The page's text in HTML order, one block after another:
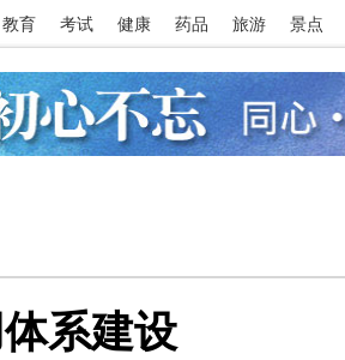
教育 考试 健康 药品 旅游 景点
系建设